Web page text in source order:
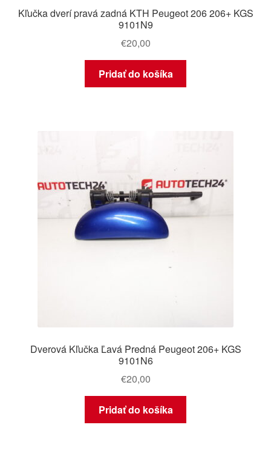
Kľučka dverí pravá zadná KTH Peugeot 206 206+ KGS
9101N9
€20,00
Pridať do košíka
Dverová Kľučka Ľavá Predná Peugeot 206+ KGS
9101N6
€20,00
Pridať do košíka